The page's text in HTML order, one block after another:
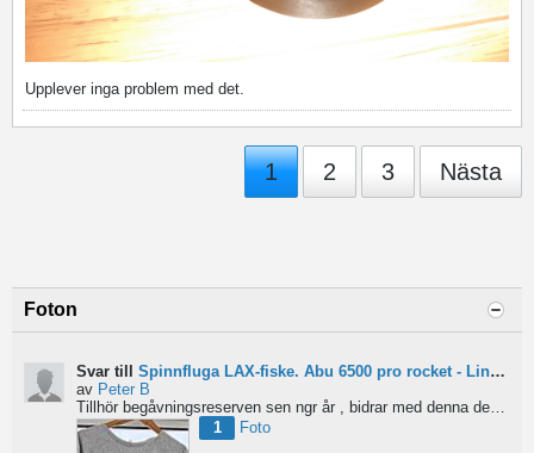
Upplever inga problem med det.
1 2 3 Nästa
Foton
Svar till Spinnfluga LAX-fiske. Abu 6500 pro rocket - Lina för kort?
av Peter B
1
Foto